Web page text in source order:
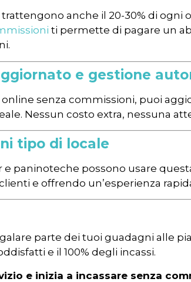
anche il 20-30% di ogni
ti permette di pagare un
e gestione
online senza commissioni, puoi
Nessun costo extra, nessuna
tipo di locale
e paninoteche possono usare
e offrendo un’esperienza
parte dei tuoi guadagni alle
e il 100% degli incassi.
e inizia a incassare senza